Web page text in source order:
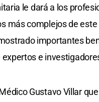
le dará a los
complejos de este
importantes
expertos e
Gustavo Villar